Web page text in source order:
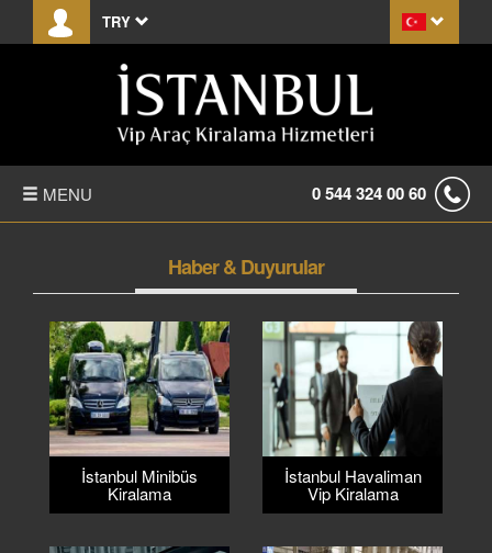
TRY
MENU 0 544 324 00 60
HAKKIMIZDA
FİYAT LİSTESİ
TRANSFER
KIRALAMA KOŞULLARI
FILO KIRALAMA
Haber & Duyurular
İstanbul Minibüs
Kiralama
İstanbul Havaliman
Vip Kiralama